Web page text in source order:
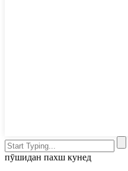
пӯшидан пахш кунед